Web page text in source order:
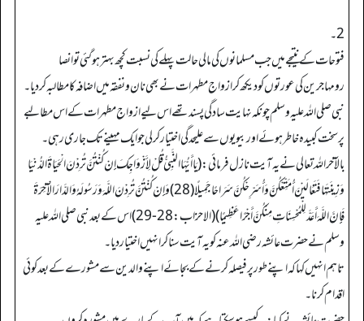
2۔
فتوحات کے نتیجے میں جب مسلمانوں کی مالی حالت پہلے کی نسبت کچھ بہتر ہوگئی تو انصا
رومہاجرین کی عورتوں کو دیکھ کر ازواج مطہرات نے بھی نان و نفقہ میں اضافہ کا مطالبہ کر دیا۔
نبی صلی اللہ علیہ وسلم چونکہ نہایت سادگی پسند تھے اس لیے ازواج مطہرات کے اس مطالبے
پر سخت کبیدہ خاطر ہوئےاور بیویوں سے علیحدگی اختیار کرلی جو ایک مہینے تک جاری رہی۔
بالآخر اللہ تعالی نےیہ آیت نازل فرمائی: (يَاأَيُّهَا النَّبِيُّ قُلْ لِأَزْوَاجِكَ إِنْ كُنْتُنَّ تُرِدْنَ الْحَيَاةَ الدُّنْيَا
وَزِينَتَهَا فَتَعَالَيْنَ أُمَتِّعْكُنَّ وَأُسَرِّحْكُنَّ سَرَاحًا جَمِيلًا (28) وَإِنْ كُنْتُنَّ تُرِدْنَ اللَّهَ وَرَسُولَهُ وَالدَّارَ الْآخِرَةَ
فَإِنَّ اللَّهَ أَعَدَّ لِلْمُحْسِنَاتِ مِنْكُنَّ أَجْرًا عَظِيمًا) (الاحزاب:28-29) اس کے بعد نبی صلی اللہ علیہ
وسلم نے حضرت عائشہ رضی اللہ عنہ کو یہ آیت سنا کر انہیں اختیار دیا۔
تاہم انہیں کہا کہ اپنے طور پر فیصلہ کرنے کے بجائے اپنے والدین سے مشورے کے بعد کوئی
اقدام کرنا۔